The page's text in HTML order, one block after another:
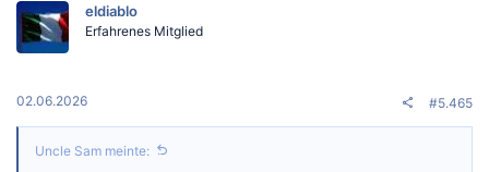
eldiablo
Erfahrenes Mitglied
02.06.2026 #5.465
Uncle Sam meinte: